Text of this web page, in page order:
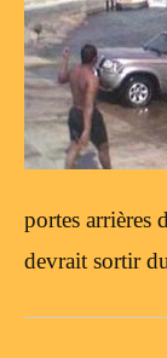
portes arrières
devrait sortir